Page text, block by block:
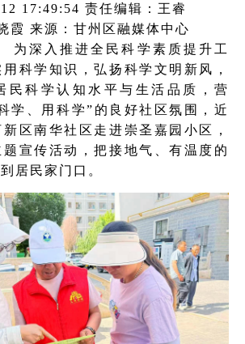
17:49:54 责任编辑：王睿
霞 来源：甘州区融媒体中心
为深入推进全民科学素质提升工
科学知识，弘扬科学文明新风，
民科学认知水平与生活品质，营
学、用科学”的良好社区氛围，近
区南华社区走进崇圣嘉园小区，
宣传活动，把接地气、有温度的
居民家门口。